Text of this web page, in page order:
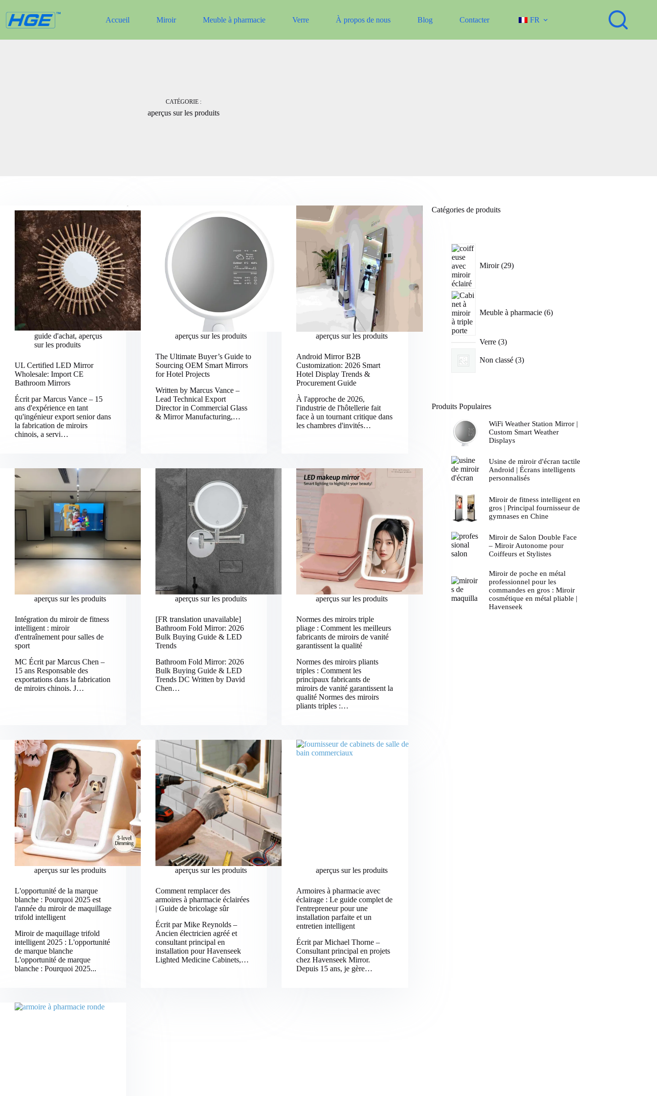
au
contenu
Accueil Miroir Meuble à pharmacie Verre À propos de nous Blog Contacter FR
CATÉGORIE :
aperçus sur les produits
guide d'achat, aperçus
sur les produits
UL Certified LED Mirror
Wholesale: Import CE
Bathroom Mirrors
Écrit par Marcus Vance – 15
ans d'expérience en tant
qu'ingénieur export senior dans
la fabrication de miroirs
chinois, a servi…
aperçus sur les produits
The Ultimate Buyer’s Guide to
Sourcing OEM Smart Mirrors
for Hotel Projects
Written by Marcus Vance –
Lead Technical Export
Director in Commercial Glass
& Mirror Manufacturing,…
aperçus sur les produits
Android Mirror B2B
Customization: 2026 Smart
Hotel Display Trends &
Procurement Guide
À l'approche de 2026,
l'industrie de l'hôtellerie fait
face à un tournant critique dans
les chambres d'invités…
aperçus sur les produits
Intégration du miroir de fitness
intelligent : miroir
d'entraînement pour salles de
sport
MC Écrit par Marcus Chen –
15 ans Responsable des
exportations dans la fabrication
de miroirs chinois. J…
aperçus sur les produits
[FR translation unavailable]
Bathroom Fold Mirror: 2026
Bulk Buying Guide & LED
Trends
Bathroom Fold Mirror: 2026
Bulk Buying Guide & LED
Trends DC Written by David
Chen…
aperçus sur les produits
Normes des miroirs triple
pliage : Comment les meilleurs
fabricants de miroirs de vanité
garantissent la qualité
Normes des miroirs pliants
triples : Comment les
principaux fabricants de
miroirs de vanité garantissent la
qualité Normes des miroirs
pliants triples :…
aperçus sur les produits
L'opportunité de la marque
blanche : Pourquoi 2025 est
l'année du miroir de maquillage
trifold intelligent
Miroir de maquillage trifold
intelligent 2025 : L'opportunité
de marque blanche
L'opportunité de marque
blanche : Pourquoi 2025...
aperçus sur les produits
Comment remplacer des
armoires à pharmacie éclairées
| Guide de bricolage sûr
Écrit par Mike Reynolds –
Ancien électricien agréé et
consultant principal en
installation pour Havenseek
Lighted Medicine Cabinets,…
aperçus sur les produits
Armoires à pharmacie avec
éclairage : Le guide complet de
l'entrepreneur pour une
installation parfaite et un
entretien intelligent
Écrit par Michael Thorne –
Consultant principal en projets
chez Havenseek Mirror.
Depuis 15 ans, je gère…
Catégories de produits
Miroir 29
Meuble à pharmacie 6
Verre 33
Non classé 3produits
Produits Populaires
WiFi Weather Station Mirror |
Custom Smart Weather
Displays
Usine de miroir d'écran tactile
Android | Écrans intelligents
personnalisés
Miroir de fitness intelligent en
gros | Principal fournisseur de
gymnases en Chine
Miroir de Salon Double Face
– Miroir Autonome pour
Coiffeurs et Stylistes
Miroir de poche en métal
professionnel pour les
commandes en gros : Miroir
cosmétique en métal pliable |
Havenseek